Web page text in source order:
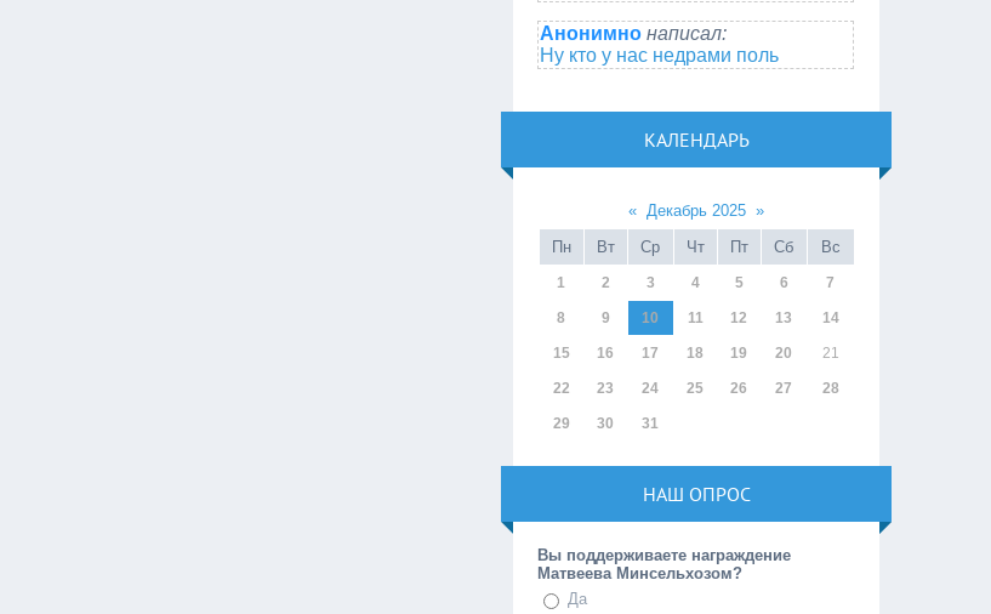
Анонимно написал:
Ну кто у нас недрами поль
КАЛЕНДАРЬ
« Декабрь 2025 »
Пн
Вт Ср Чт Пт Сб Вс
1 2 3 4 5 6 7
8 9 10 11 12 13 14
15 16 17 18 19 20 21
22 23 24 25 26 27 28
29 30 31
НАШ ОПРОС
Вы поддерживаете награждение
Матвеева Минсельхозом?
Да